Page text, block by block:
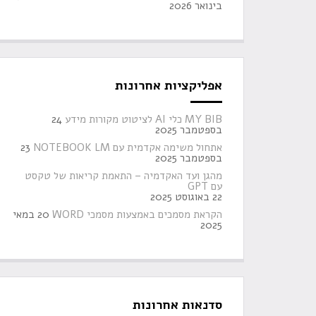
בינואר 2026
אפליקציות אחרונות
MY BIB כלי AI לציטוט מקורות מידע 24
בספטמבר 2025
אתחול משימה אקדמית עם NOTEBOOK LM
23
בספטמבר 2025
מהגן ועד האקדמיה – התאמת קריאות של טקסט
עם GPT
22 באוגוסט 2025
הקראת מסמכים באמצעות מסמכי WORD
20 במאי
2025
סדנאות אחרונות